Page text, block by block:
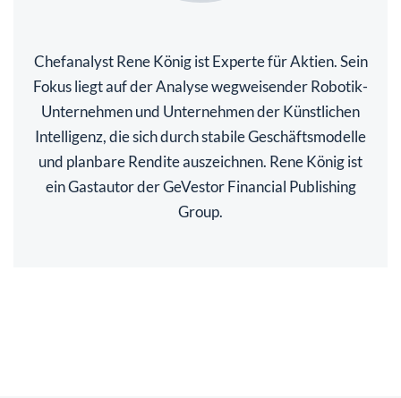
Chefanalyst Rene König ist Experte für Aktien. Sein
Fokus liegt auf der Analyse wegweisender Robotik-
Unternehmen und Unternehmen der Künstlichen
Intelligenz, die sich durch stabile Geschäftsmodelle
und planbare Rendite auszeichnen. Rene König ist
ein Gastautor der GeVestor Financial Publishing
Group.